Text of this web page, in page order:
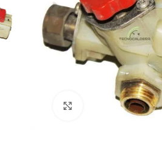
Click para agrandar